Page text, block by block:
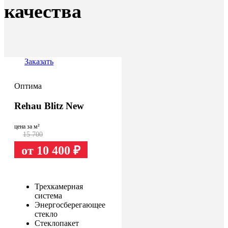
качества
Оптима
Rehau Blitz New
цена за м²
15 700
от 10 400 ₽
Трехкамерная
система
Энергосберегающее
стекло
Стеклопакет
Заказать